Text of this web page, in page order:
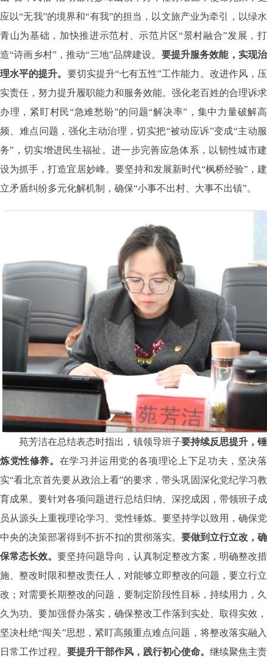
应以“无我”的境界和“有我”的担当，以文旅产业为牵引，以绿水
青山为基础，加快推进示范村、示范片区“景村融合”发展，打
造“诗画乡村”，推动“三地”品牌建设。 要提升服务效能，实现治
理水平的提升。 要切实提升“七有五性”工作能力。改进作风，压
实责任，努力提升履职能力和服务效能。强化老百姓的合理诉求
办理，紧盯村民“急难愁盼”的问题“解决率”，集中力量破解高
频、难点问题，强化主动治理，切实把“被动应诉”变成“主动服
务”，切实增进民生福祉。进一步完善应急体系，以韧性城市建
设为抓手，打造宜居妙峰。要坚持和发展新时代“枫桥经验”，建
立矛盾纠纷多元化解机制，确保“小事不出村、大事不出镇”。
苑芳洁在总结表态时指出，镇领导班子要持续反思提升，锤
炼党性修养。 在学习并运用党的各项理论上下足功夫，坚决落
实“看北京首先要从政治上看”的要求，带头巩固深化党纪学习教
育成果。要针对各项问题进行总结归纳、深挖成因，带领班子成
员从源头上重视理论学习、党性锤炼。要坚持学以致用，确保党
中央的决策部署得到不折不扣的贯彻落实。 要做到立行立改，确
保常态长效。 要坚持问题导向，认真制定整改方案，明确整改措
施、整改时限和整改责任人，对能够立即整改的问题，要立行立
改；对需要长期整改的问题，要制定阶段性目标，持续用力，久
久为功。要加强督办落实，确保整改工作落到实处、取得实效，
坚决杜绝“闯关”思想，紧盯高频重点难点问题，将整改落实融入
日常工作过程。 要提升干部作风，践行初心使命。 继续聚焦主责